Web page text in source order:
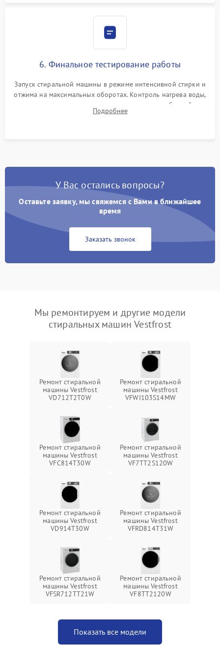
6. Финальное тестирование работы
Запуск стиральной машины в режиме интенсивной стирки и
отжима на максимальных оборотах. Контроль нагрева воды,
корректности слива, отсутствия излишних вибраций,
посторонних стуков и протечек под корпусом.
Подробнее
У Вас остались вопросы?
Оставьте заявку, мы свяжемся с Вами в ближайшее
время
Заказать звонок
Мы ремонтируем и другие модели
стиральных машин Vestfrost
Ремонт стиральной
машины Vestfrost
VD712T2T0W
Ремонт стиральной
машины Vestfrost
VFWI103S14MW
Ремонт стиральной
машины Vestfrost
VFC814T30W
Ремонт стиральной
машины Vestfrost
VF7TT2S120W
Ремонт стиральной
машины Vestfrost
VD914T30W
Ремонт стиральной
машины Vestfrost
VFRD814T31W
Ремонт стиральной
машины Vestfrost
VFSR712TT21W
Ремонт стиральной
машины Vestfrost
VF8TT2120W
Показать все модели